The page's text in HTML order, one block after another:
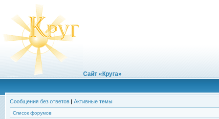
Сайт «Круга»
Сообщения без ответов | Активные темы
Список форумов